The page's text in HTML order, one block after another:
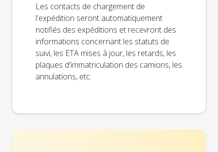
Les contacts de chargement de
l'expédition seront automatiquement
notifiés des expéditions et recevront des
informations concernant les statuts de
suivi, les ETA mises à jour, les retards, les
plaques d'immatriculation des camions, les
annulations, etc.